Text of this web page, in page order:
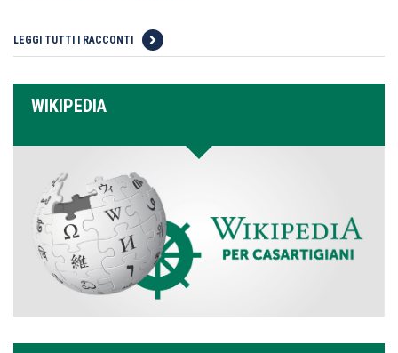
LEGGI TUTTI I RACCONTI
WIKIPEDIA